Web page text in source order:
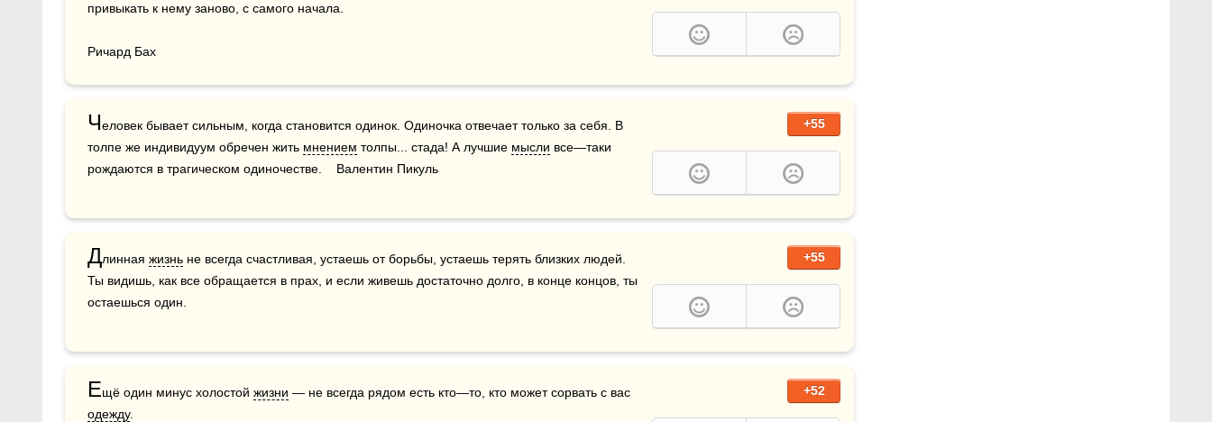
привыкать к нему заново, с самого начала.
Ричард Бах
+55
Человек бывает сильным, когда становится одинок. Одиночка отвечает только за себя. В
толпе же индивидуум обречен жить мнением толпы... стада! А лучшие мысли все—таки
рождаются в трагическом одиночестве.    Валентин Пикуль
+55
Длинная жизнь не всегда счастливая, устаешь от борьбы, устаешь терять близких людей.
Ты видишь, как все обращается в прах, и если живешь достаточно долго, в конце концов, ты
остаешься один.
+52
Ещё один минус холостой жизни
одежду.